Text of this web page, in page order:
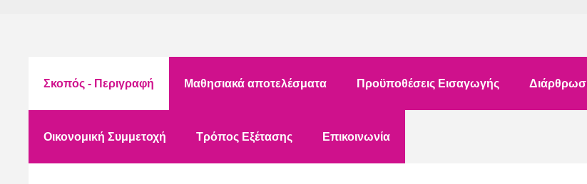
Σκοπός - Περιγραφή Μαθησιακά αποτελέσματα Προϋποθέσεις Εισαγωγής
Οικονομική Συμμετοχή Τρόπος Εξέτασης Επικοινωνία